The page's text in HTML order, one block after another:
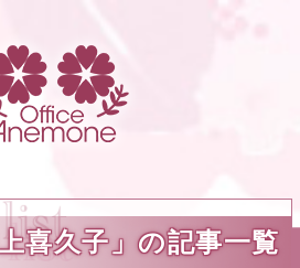
喜久子」の記事一覧